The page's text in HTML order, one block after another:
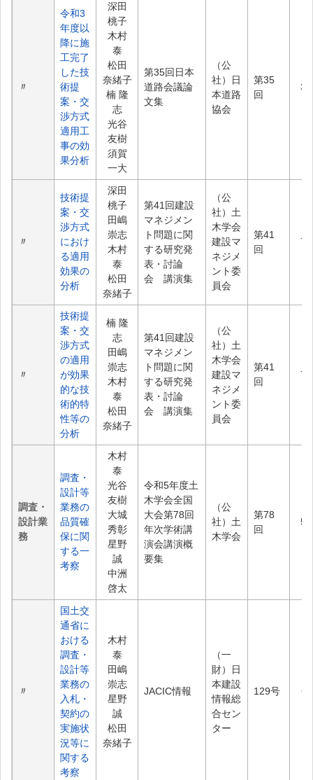
〃
令和3
年度以
降に施
工完了
した技
術提
案・交
渉方式
適用工
事の効
果分析
深田
桃子
木村
泰
松田
奈緒子
楠 隆
志
光谷
友樹
須賀
一大
第35回日本
道路会議論
文集
（公
社）日
本道路
協会
第35
回
〃
技術提
案・交
渉方式
におけ
る適用
効果の
分析
深田
桃子
田嶋
崇志
木村
泰
松田
奈緒子
第41回建設
マネジメン
ト問題に関
する研究発
表・討論
会 講演集
（公
社）土
木学会
建設マ
ネジメ
ント委
員会
第41
回
〃
技術提
案・交
渉方式
の適用
が効果
的な技
術的特
性等の
分析
楠 隆
志
田嶋
崇志
木村
泰
松田
奈緒子
第41回建設
マネジメン
ト問題に関
する研究発
表・討論
会 講演集
（公
社）土
木学会
建設マ
ネジメ
ント委
員会
第41
回
調査・
設計業
務
調査・
設計等
業務の
品質確
保に関
する一
考察
木村
泰
光谷
友樹
大城
秀彰
星野
誠
中洲
啓太
令和5年度土
木学会全国
大会第78回
年次学術講
演会講演概
要集
（公
社）土
木学会
第78
回
〃
国土交
通省に
おける
調査・
設計等
業務の
入札・
契約の
実施状
況等に
関する
考察
木村
泰
田嶋
崇志
星野
誠
松田
奈緒子
JACIC情報
（一
財）日
本建設
情報総
合セン
ター
129号